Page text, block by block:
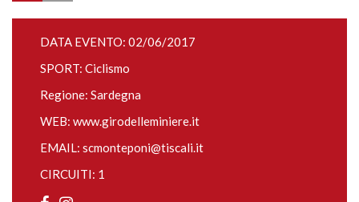
DATA EVENTO: 02/06/2017
SPORT: Ciclismo
Regione: Sardegna
WEB: www.girodelleminiere.it
EMAIL: scmonteponi@tiscali.it
CIRCUITI: 1